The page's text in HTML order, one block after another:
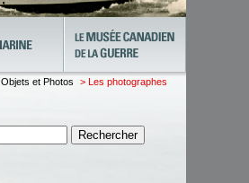
Objets et Photos > Les photographes